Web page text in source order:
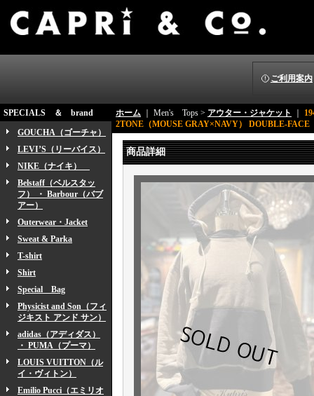
ご利用案内
SPECIALS ＆ brand
GOUCHA（ゴーチャ）
LEVI’S（リーバイス）
NIKE（ナイキ）
Belstaff（ベルスタッ
フ） ・ Barbour（バブ
アー）
Outerwear・Jacket
Sweat & Parka
T-shirt
Shirt
Special Bag
Physicist and Son（フィ
ジキスト アンド サン）
adidas（アディダス）
・ PUMA（プーマ）
LOUIS VUITTON（ル
イ・ヴィトン）
Emilio Pucci（エミリオ
ホーム ｜ Men's Tops > アウター・ジャケット
2TONE（MOUSE GRAY×NAVY） DOUBLE-
商品詳細